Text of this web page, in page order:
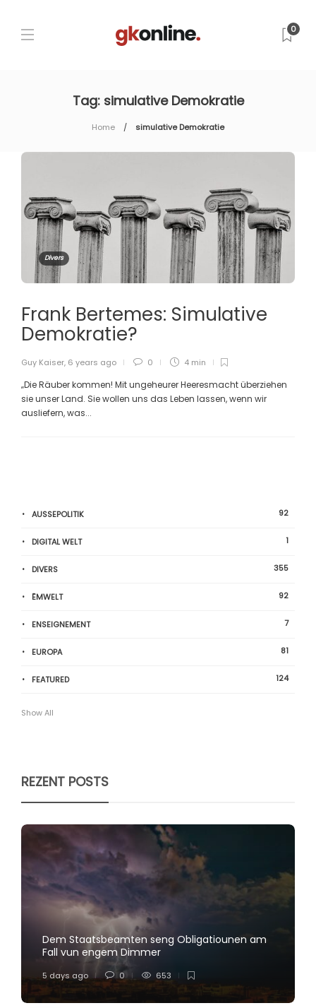
0
Tag: simulative Demokratie
Home simulative Demokratie
Divers
Frank Bertemes: Simulative
Demokratie?
Guy Kaiser, 6 years ago 0 4 min
„Die Räuber kommen! Mit ungeheurer Heeresmacht überziehen
sie unser Land. Sie wollen uns das Leben lassen, wenn wir
ausliefern, was...
AUSSEPOLITIK 92
DIGITAL WELT 1
DIVERS 355
ËMWELT 92
ENSEIGNEMENT 7
EUROPA 81
FEATURED 124
Show All
REZENT POSTS
Dem Staatsbeamten seng Obligatiounen am
Fall vun engem Dimmer
5 days ago 0 653